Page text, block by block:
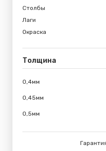
Столбы
Лаги
Окраска
Толщина
0,4мм
0,45мм
0,5мм